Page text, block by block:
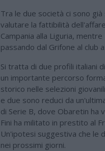
Tra le due società ci sono
valutare la fattibilità
Campania alla Liguria,
passando dal Grifone al club
Si tratta di due profili italiani
un importante percorso
storico nelle selezioni
e due sono reduci da
di Serie B, dove Obaretin ha
Fini ha militato in prestito al
Un'ipotesi suggestiva che le
nei prossimi giorni.